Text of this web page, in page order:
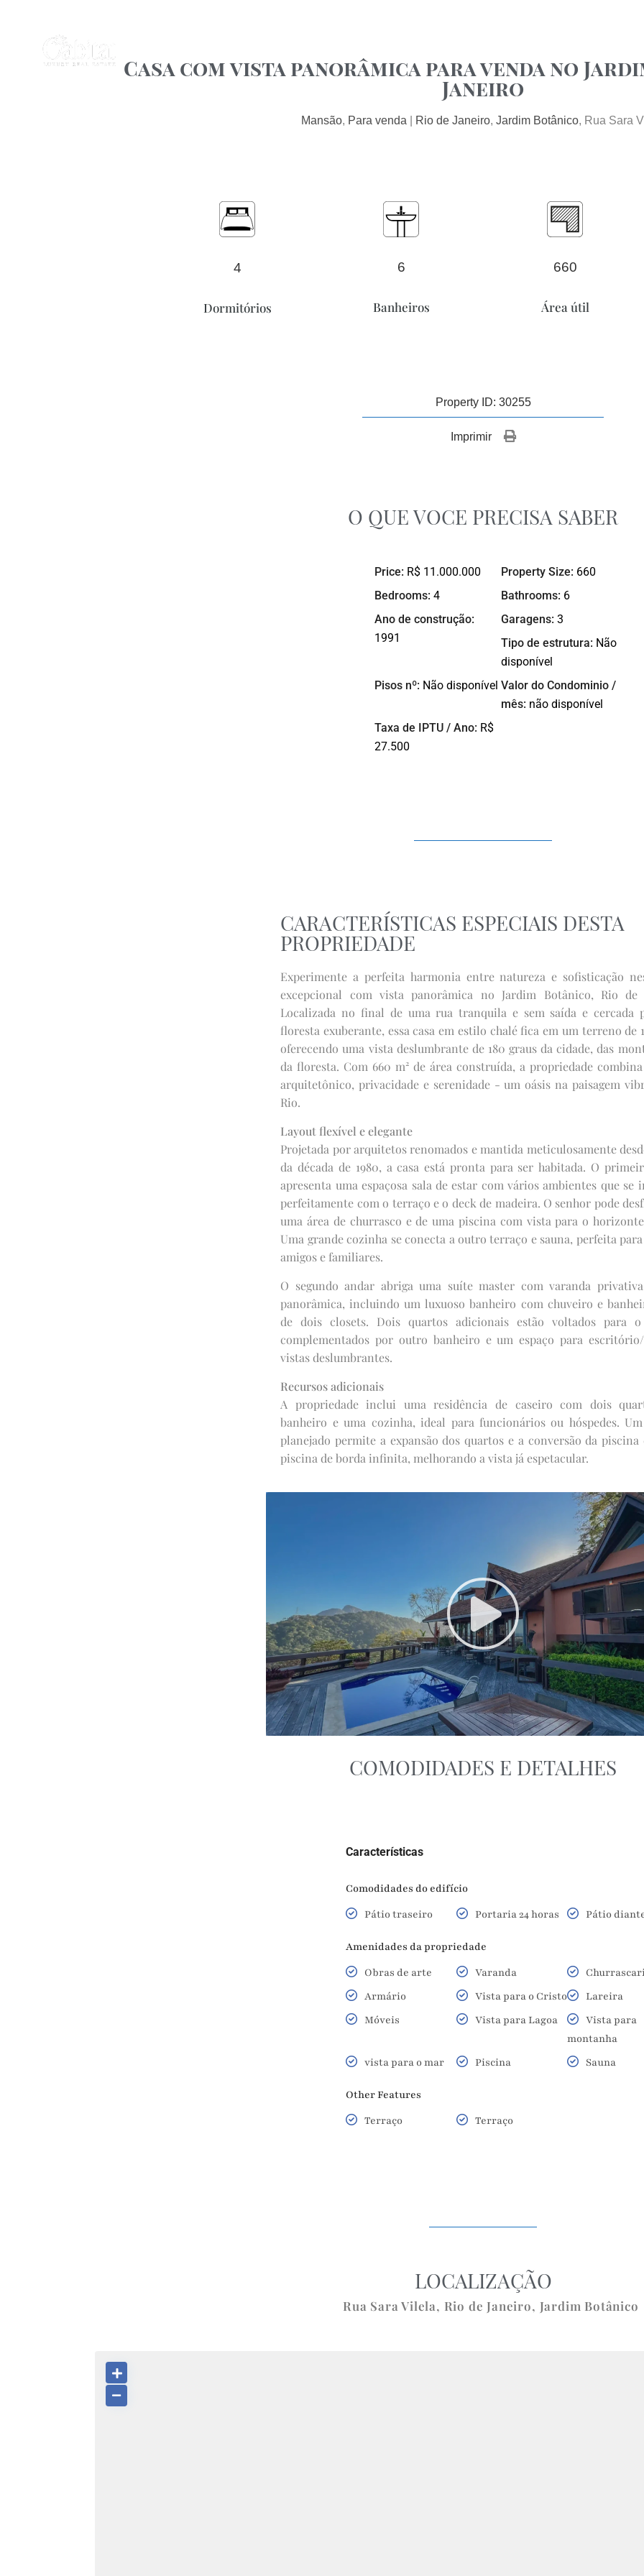
Casa com vista panorâmica para venda no
Janeiro
Mansão, Para venda Rio de Janeiro, Jardim Botânico, Rua Sara
4
Dormitórios
6
Banheiros
660
Área útil
Property ID: 30255
Imprimir
O QUE VOCE PRECISA SABER
Price: R$ 11.000.000 Property Size: 660
Bedrooms: 4 Bathrooms: 6
Ano de construção:
1991
Garagens: 3
Tipo de estrutura: Não
disponível
Pisos nº: Não disponível Valor do Condominio /
mês: não disponível
Taxa de IPTU / Ano: R$
27.500
CARACTERÍSTICAS ESPECIAIS DESTA
PROPRIEDADE
Experimente a perfeita harmonia entre natureza e sofisticação
excepcional com vista panorâmica no Jardim Botânico, Rio de
Localizada no final de uma rua tranquila e sem saída e cercada
floresta exuberante, essa casa em estilo chalé fica em um terreno de
oferecendo uma vista deslumbrante de 180 graus da cidade, das
da floresta. Com 660 m² de área construída, a propriedade
arquitetônico, privacidade e serenidade - um oásis na paisagem
Rio.
Layout flexível e elegante
Projetada por arquitetos renomados e mantida meticulosamente
da década de 1980, a casa está pronta para ser habitada. O
apresenta uma espaçosa sala de estar com vários ambientes que se
perfeitamente com o terraço e o deck de madeira. O senhor pode
uma área de churrasco e de uma piscina com vista para o
Uma grande cozinha se conecta a outro terraço e sauna, perfeita
amigos e familiares.
O segundo andar abriga uma suíte master com varanda
panorâmica, incluindo um luxuoso banheiro com chuveiro e
de dois closets. Dois quartos adicionais estão voltados para
complementados por outro banheiro e um espaço para
vistas deslumbrantes.
Recursos adicionais
A propriedade inclui uma residência de caseiro com dois
banheiro e uma cozinha, ideal para funcionários ou hóspedes.
planejado permite a expansão dos quartos e a conversão da piscina
piscina de borda infinita, melhorando a vista já espetacular.
COMODIDADES E DETALHES
Características
Comodidades do edifício
Pátio traseiro
Portaria 24 horas Pátio
Amenidades da propriedade
Obras de arte
Varanda
Armário
Vista para o Cristo
Lareira
Móveis
Vista para Lagoa
Vista para
montanha
vista para o mar
Piscina Sauna
Other Features
Terraço
Terraço
LOCALIZAÇÃO
Rua Sara Vilela, Rio de Janeiro, Jardim Botânico